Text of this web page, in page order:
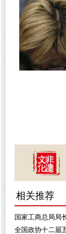
相关推荐
国家工商总局局
全国政协十二届